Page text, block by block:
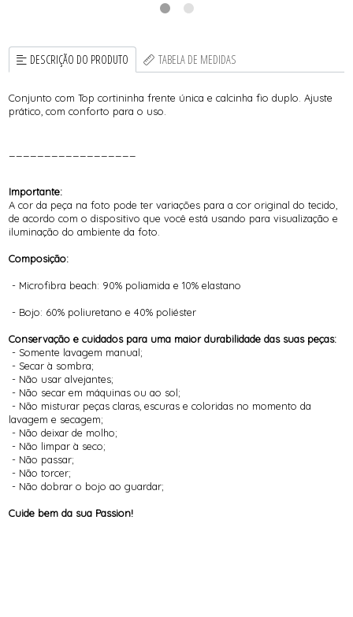
DESCRIÇÃO DO PRODUTO TABELA DE MEDIDAS
Conjunto com Top cortininha frente única e calcinha fio duplo. Ajuste
prático, com conforto para o uso.
Importante:
A cor da peça na foto pode ter variações para a cor original do tecido,
de acordo com o dispositivo que você está usando para visualização e
iluminação do ambiente da foto.
Composição:
- Microfibra beach: 90% poliamida e 10% elastano
- Bojo: 60% poliuretano e 40% poliéster
Conservação e cuidados para uma maior durabilidade das suas peças:
- Somente lavagem manual;
- Secar à sombra;
- Não usar alvejantes;
- Não secar em máquinas ou ao sol;
- Não misturar peças claras, escuras e coloridas no momento da
lavagem e secagem;
- Não deixar de molho;
- Não limpar à seco;
- Não passar;
- Não torcer;
- Não dobrar o bojo ao guardar;
Cuide bem da sua Passion!